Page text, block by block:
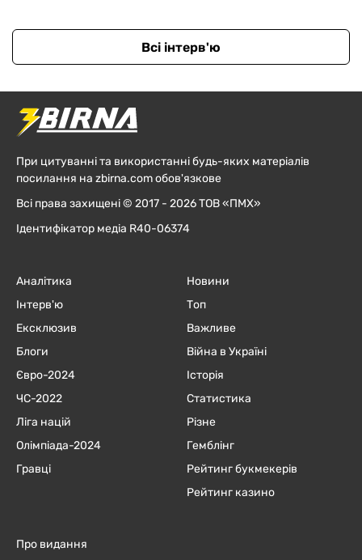
Всі інтерв'ю
При цитуванні та використанні будь-яких матеріалів
посилання на zbirna.com обов'язкове
Всі права захищені © 2017 - 2026 ТОВ «ПМХ»
Ідентифікатор медіа R40-06374
Аналітика
Інтерв'ю
Ексклюзив
Блоги
Євро-2024
ЧC-2022
Ліга націй
Олімпіада-2024
Гравці
Новини
Топ
Важливе
Війна в Україні
Історія
Статистика
Різне
Гемблінг
Рейтинг букмекерів
Рейтинг казино
Про видання